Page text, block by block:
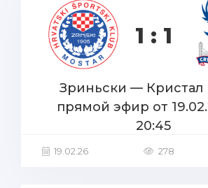
1 : 1
Зриньски — Кристал
прямой эфир от
20:45
19.02.26 278